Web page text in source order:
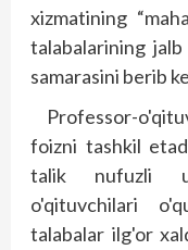
xizmatining
talabalarining
samarasini berib
Professor-
foizni tashkil
talik nufuzli
o'qituvchilari
talabalar ilg'or